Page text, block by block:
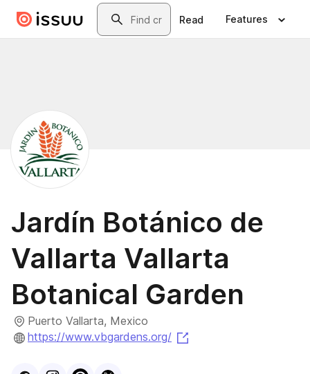
Skip to main contentSearch
Read Features
Jardín Botánico de
Vallarta Vallarta
Botanical Garden
Puerto Vallarta, Mexico
https://www.vbgardens.org/